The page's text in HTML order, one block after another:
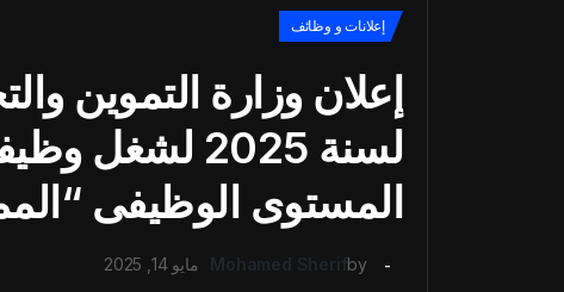
إعلانات و وظائف
لسنة 2025
المستوى الوظيفى
by
Mohamed Sherif مايو 14, 2025